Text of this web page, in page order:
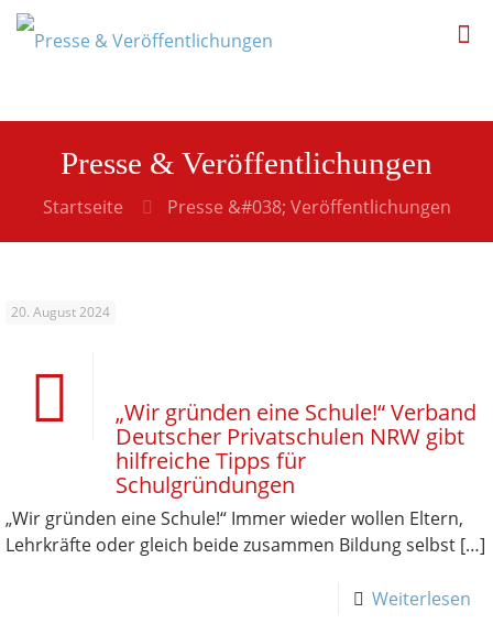
Presse & Veröffentlichungen
Startseite Presse &#038; Veröffentlichungen
20. August 2024
„Wir gründen eine Schule!“ Verband
Deutscher Privatschulen NRW gibt
hilfreiche Tipps für
Schulgründungen
„Wir gründen eine Schule!“ Immer wieder wollen Eltern,
Lehrkräfte oder gleich beide zusammen Bildung selbst […]
Weiterlesen